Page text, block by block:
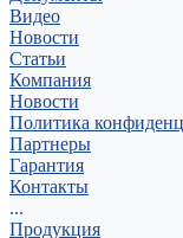
Видео
Новости
Статьи
Компания
Новости
Политика
Партнеры
Гарантия
Контакты
...
Продукция